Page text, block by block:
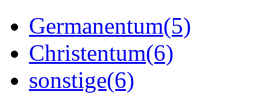
Germanentum(5)
Christentum(6)
sonstige(6)